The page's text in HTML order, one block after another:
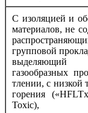
С изоляцией и
материалов, не
групповой
выделяющий
газообразных
тлении, с низкой
горения
Toxic),